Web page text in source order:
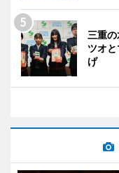
三重
ツオ
げ